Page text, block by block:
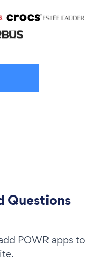
Questions
POWR apps to